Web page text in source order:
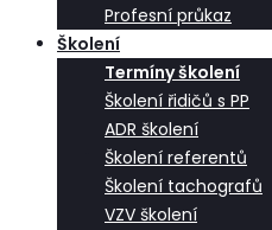
Profesní průkaz
Školení
Termíny školení
Školení řidičů s PP
ADR školení
Školení referentů
Školení tachografů
VZV školení